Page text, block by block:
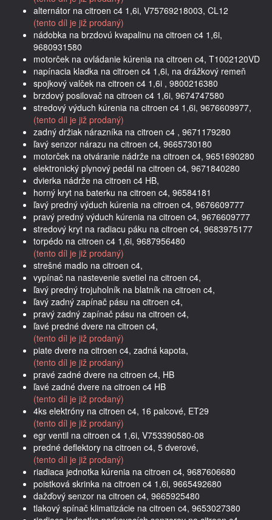
alternátor na citroen c4 1,6i, V75769218003, CL12
(tento díl je již prodaný)
nádobka na brzdovú kvapalinu na citroen c4 1,6i,
9680931580
motorček na ovládanie kúrenia na citroen c4, T1002120VD
napínacia kladka na citroen c4 1,6i, na drážkový remeň
spojkový valček na citroen c4 1,6i , 9800216380
brzdový posilovač na citroen c4 1,6i, 9674747580
stredový výduch kúrenia na citroen c4 1,6i, 9676609977,
(tento díl je již prodaný)
zadný držiak nárazníka na citroen c4 , 9671179280
ľavý senzor nárazu na citroen c4, 9665730180
motorček na otváranie nádrže na citroen c4, 9651690280
elektronický plynový pedál na citroen c4, 9671840280
dvierka nádrže na citroen c4 HB,
horný kryt na baterku na citroen c4, 96584181
ľavý predný výduch kúrenia na citroen c4, 9676609777
pravý predný výduch kúrenia na citroen c4, 9676609777
stredový kryt na radiacu páku na citroen c4, 9683975177
torpédo na citroen c4 1,6i, 9687956480
(tento díl je již prodaný)
strešné madlo na citroen c4,
vypínač na nastevenie svetiel na citroen c4,
ľavý predný trojuholník na blatník na citroen c4,
ľavý zadný zapínač pásu na citroen c4,
pravý zadný zapínač pásu na citroen c4,
ľavé predné dvere na citroen c4,
(tento díl je již prodaný)
piate dvere na citroen c4, zadná kapota,
(tento díl je již prodaný)
pravé zadné dvere na citroen c4, HB
ľavé zadné dvere na citroen c4 HB
(tento díl je již prodaný)
4ks elektróny na citroen c4, 16 palcové, ET29
(tento díl je již prodaný)
egr ventil na citroen c4 1,6i, V753390580-08
predné deflektory na citroen c4, 5 dverové,
(tento díl je již prodaný)
riadiaca jednotka kúrenia na citroen c4, 9687606680
poistková skrinka na citroen c4 1,6i, 9665492680
dažďový senzor na citroen c4, 9665925480
tlakový spínač klimatizácie na citroen c4, 9653027380